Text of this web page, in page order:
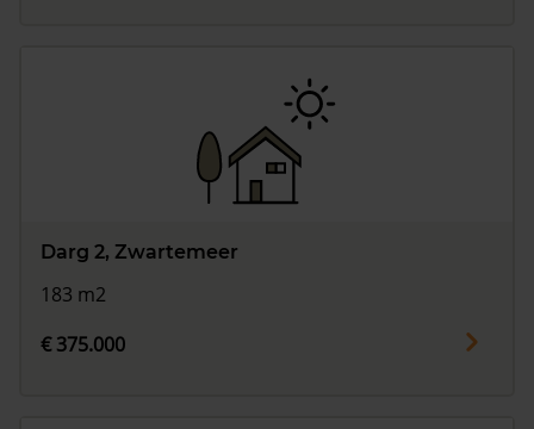
Darg 2, Zwartemeer
183 m2
€ 375.000